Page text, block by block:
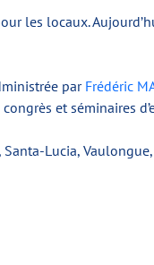
les locaux.
parFrédéric
et séminaires
Lucia, Vaulongue,